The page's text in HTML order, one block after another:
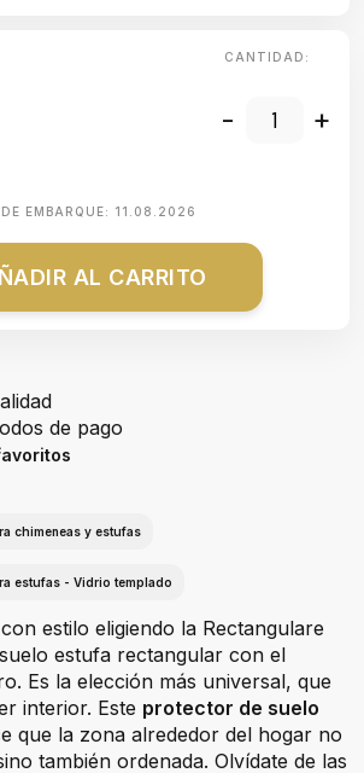
CANTIDAD:
- +
EMBARQUE: 11.08.2026
AL CARRITO
de pago
chimeneas y estufas
estufas - Vidrio templado
estilo eligiendo la Rectangulare
estufa rectangular con el
Es la elección más universal, que
interior. Este protector de suelo
que la zona alrededor del hogar no
también ordenada. Olvídate de las